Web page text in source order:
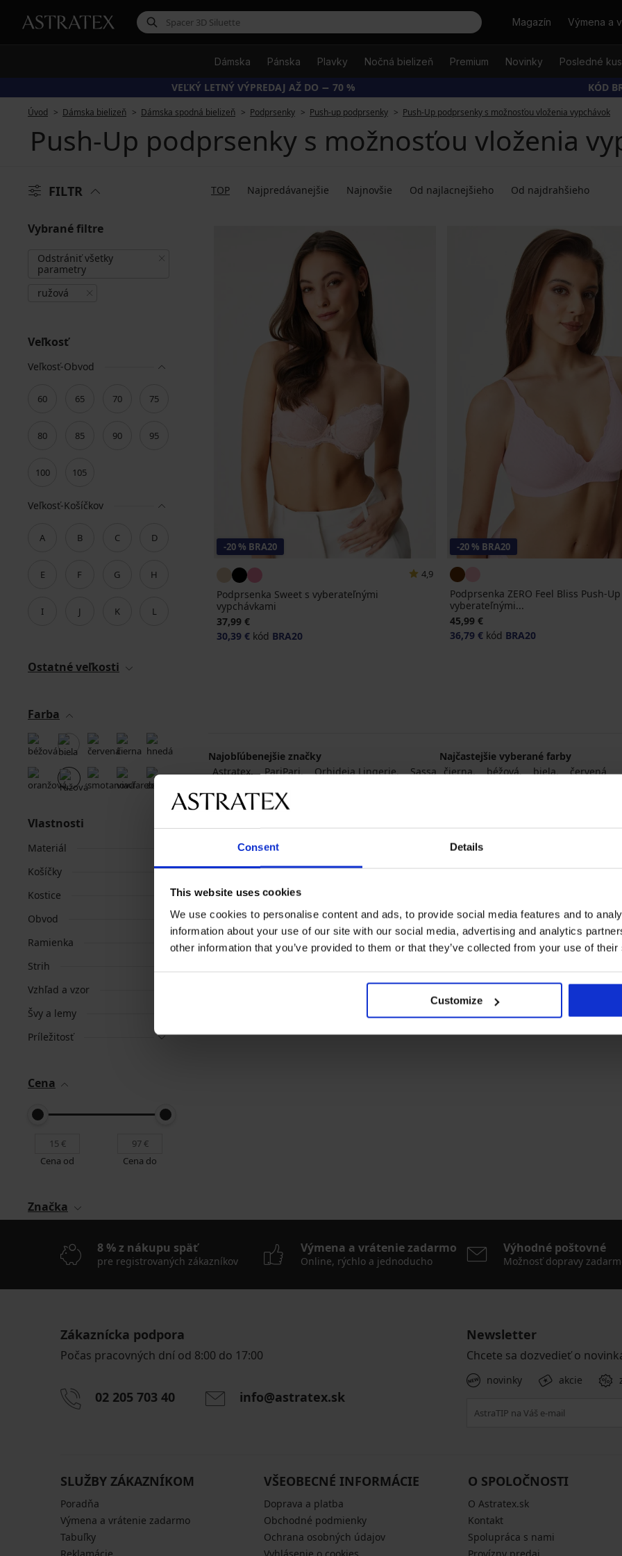
Consent Details
This website uses cookies
We use cookies to personalise content and ads, to provide social media features and to
information about your use of our site with our social media, advertising and analytics
other information that you’ve provided to them or that they’ve collected from your use of
Customize
HľadaťMagazín Výmena a
Dámska Pánska Plavky Nočná bielizeň Premium Novinky Posledné
VEĽKÝ LETNÝ VÝPREDAJ AŽ DO − 70 % KÓD
Úvod Dámska bielizeň Dámska spodná bielizeň Podprsenky Push-up podprsenky Push-Up podprsenky s možnosťou vloženia vypchávok
Push-Up podprsenky s možnosťou vloženia
FILTR TOP Najpredávanejšie Najnovšie Od najlacnejšieho Od najdrahšieho
Vybrané filtre
Odstrániť všetky
parametry
ružová
Veľkosť
Veľkosť-Obvod
60 65 70 75
80 85 90 95
100 105
Veľkosť-Košíčkov
A B C D
E F G H
I J K L
Ostatné veľkosti
Farba
Vlastnosti
Materiál
Košíčky
Kostice
Obvod
Ramienka
Strih
Vzhľad a vzor
Švy a lemy
Príležitosť
Cena
Cena od Cena do
Značka
-20 % BRA20
4,9
Podprsenka Sweet s vyberateľnými
vypchávkami
37,99 €
30,39 € kód BRA20
-20 % BRA20
Podprsenka ZERO Feel Bliss Push-
vyberateľnými...
45,99 €
36,79 €kód BRA20
Najobľúbenejšie značky
Astratex
PariPari Orhideja Lingerie Sassa
Najčastejšie vyberané farby
čierna
béžová biela červená
8 % z nákupu späť
pre registrovaných zákazníkov
Výmena a vrátenie zadarmo
Online, rýchlo a jednoducho
Výhodné poštovné
Možnosť dopravy
Zákaznícka podpora
Počas pracovných dní od 8:00 do 17:00
02 205 703 40 info@astratex.sk
Newsletter
Chcete sa dozvedieť o
novinky akcie
SLUŽBY ZÁKAZNÍKOM
Poradňa
Výmena a vrátenie zadarmo
Tabuľky
VŠEOBECNÉ INFORMÁCIE
Doprava a platba
Obchodné podmienky
Ochrana osobných údajov
O SPOLOČNOSTI
O Astratex.sk
Kontakt
Spolupráca s nami